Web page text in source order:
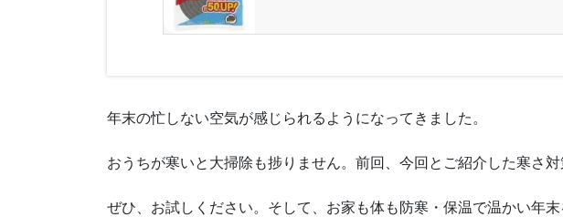
年末の忙しない空気が感じられるようになってきました。
おうちが寒いと大掃除も捗りません。前回、今回とご紹介した寒さ対
ぜひ、お試しください。そして、お家も体も防寒・保温で温かい年末